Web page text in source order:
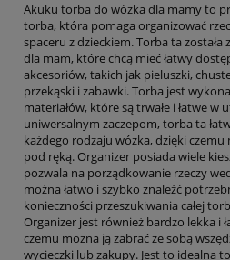
Akuku torba do wózka dla mamy to
torba, która pomaga organizować
spaceru z dzieckiem. Torba ta
dla mam, które chcą mieć łatwy
akcesoriów, takich jak pieluszki,
przekąski i zabawki. Torba jest
materiałów, które są trwałe i łatwe w
uniwersalnym zaczepom, torba ta
każdego rodzaju wózka, dzięki
pod ręką. Organizer posiada wiele
pozwala na porządkowanie rzeczy
można łatwo i szybko znaleźć
konieczności przeszukiwania całej
Organizer jest również bardzo lekka i
czemu można ją zabrać ze sobą
wycieczki lub zakupy. Jest to idealna